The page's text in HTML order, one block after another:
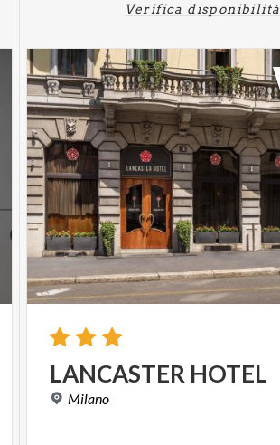
Verifica disponibilità
LANCASTER HOTEL
Milano